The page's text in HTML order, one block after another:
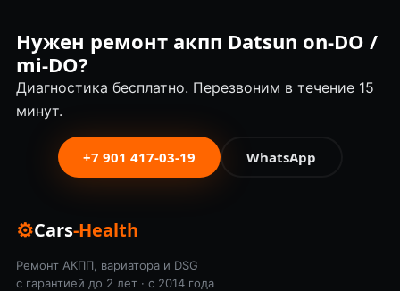
Нужен ремонт акпп Datsun on-DO /
mi-DO?
Диагностика бесплатно. Перезвоним в течение 15
минут.
+7 901 417-03-19 WhatsApp
⚙Cars-Health
Ремонт АКПП, вариатора и DSG
с гарантией до 2 лет · с 2014 года